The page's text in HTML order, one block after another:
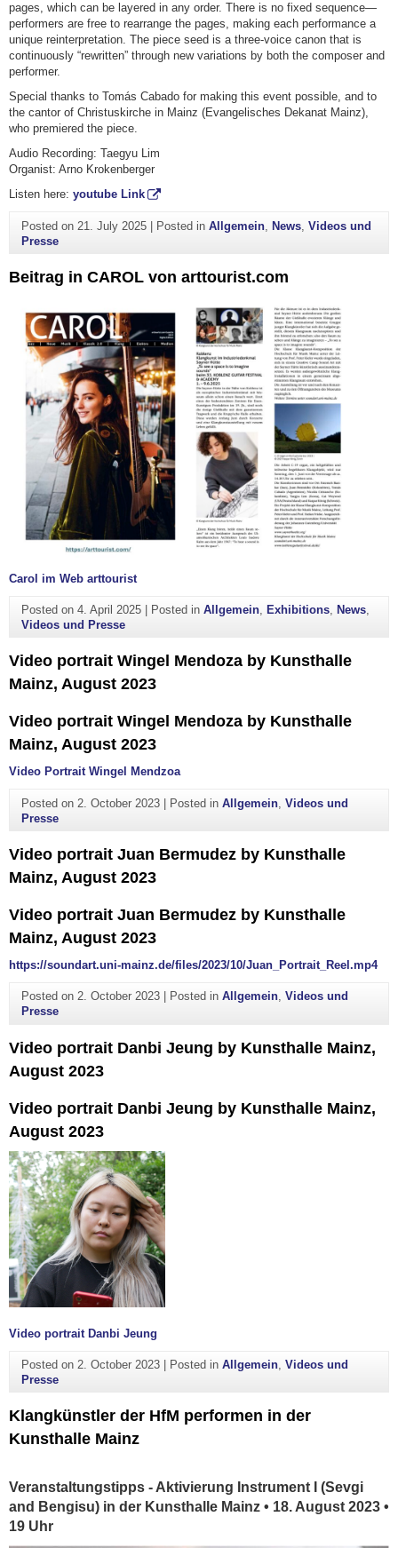
pages, which can be layered in any order. There is no fixed sequence—
performers are free to rearrange the pages, making each performance a
unique reinterpretation. The piece seed is a three-voice canon that is
continuously “rewritten” through new variations by both the composer and
performer.
Special thanks to Tomás Cabado for making this event possible, and to
the cantor of Christuskirche in Mainz (Evangelisches Dekanat Mainz),
who premiered the piece.
Audio Recording: Taegyu Lim
Organist: Arno Krokenberger
Listen here: youtube Link
Posted on 21. July 2025| Posted in Allgemein, News, Videos und
Presse
Beitrag in CAROL von arttourist.com
Carol im Web arttourist
Posted on 4. April 2025| Posted in Allgemein, Exhibitions, News,
Videos und Presse
Video portrait Wingel Mendoza by Kunsthalle
Mainz, August 2023
Video portrait Wingel Mendoza by Kunsthalle
Mainz, August 2023
Video Portrait Wingel Mendzoa
Posted on 2. October 2023| Posted in Allgemein, Videos und
Presse
Video portrait Juan Bermudez by Kunsthalle
Mainz, August 2023
Video portrait Juan Bermudez by Kunsthalle
Mainz, August 2023
https://soundart.uni-mainz.de/files/2023/10/Juan_Portrait_Reel.mp4
Posted on 2. October 2023| Posted in Allgemein, Videos und
Presse
Video portrait Danbi Jeung by Kunsthalle Mainz,
August 2023
Video portrait Danbi Jeung by Kunsthalle Mainz,
August 2023
Video portrait Danbi Jeung
Posted on 2. October 2023| Posted in Allgemein, Videos und
Presse
Klangkünstler der HfM performen in der
Kunsthalle Mainz
Veranstaltungstipps - Aktivierung Instrument I (Sevgi
and Bengisu) in der Kunsthalle Mainz • 18. August 2023 •
19 Uhr